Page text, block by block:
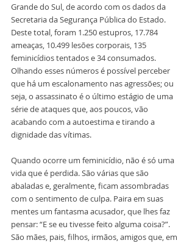
Grande do Sul, de acordo com os dados da
Secretaria da Segurança Pública do Estado.
Deste total, foram 1.250 estupros, 17.784
ameaças, 10.499 lesões corporais, 135
feminicídios tentados e 34 consumados.
Olhando esses números é possível perceber
que há um escalonamento nas agressões; ou
seja, o assassinato é o último estágio de uma
série de ataques que, aos poucos, vão
acabando com a autoestima e tirando a
dignidade das vítimas.
Quando ocorre um feminicídio, não é só uma
vida que é perdida. São várias que são
abaladas e, geralmente, ficam assombradas
com o sentimento de culpa. Paira em suas
mentes um fantasma acusador, que lhes faz
pensar: “E se eu tivesse feito alguma coisa?”.
São mães, pais, filhos, irmãos, amigos que, em